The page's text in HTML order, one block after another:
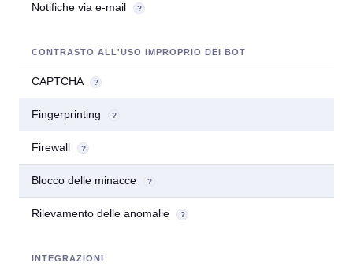
Notifiche via e-mail ?
CONTRASTO ALL'USO IMPROPRIO DEI BOT
CAPTCHA ?
Fingerprinting ?
Firewall ?
Blocco delle minacce ?
Rilevamento delle anomalie ?
INTEGRAZIONI